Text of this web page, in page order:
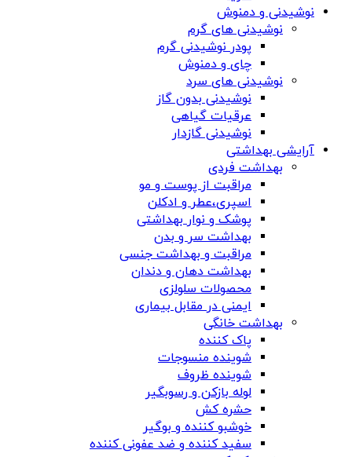
نوشیدنی و دمنوش
نوشیدنی های گرم
پودر نوشیدنی گرم
چای و دمنوش
نوشیدنی های سرد
نوشیدنی بدون گاز
عرقیات گیاهی
نوشیدنی گازدار
آرایشی بهداشتی
بهداشت فردی
مراقبت از پوست و مو
اسپری،عطر و ادکلن
پوشک و نوار بهداشتی
بهداشت سر و بدن
مراقبت و بهداشت جنسی
بهداشت دهان و دندان
محصولات سلولزی
ایمنی در مقابل بیماری
بهداشت خانگی
پاک کننده
شوینده منسوجات
شوینده ظروف
لوله بازکن و رسوبگیر
حشره کش
خوشبو کننده و بوگیر
سفید کننده و ضد عفونی کننده